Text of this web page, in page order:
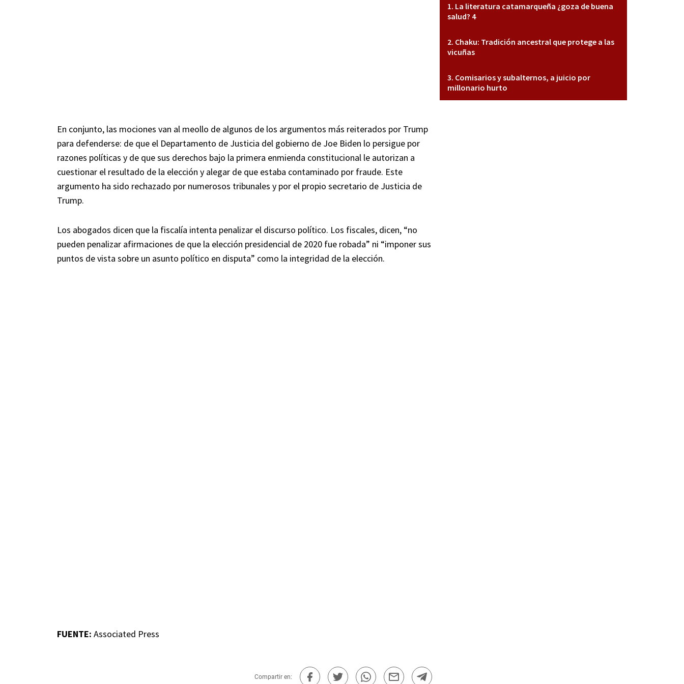
En conjunto, las mociones van al meollo de algunos de los argumentos más reiterados por Trump
para defenderse: de que el Departamento de Justicia del gobierno de Joe Biden lo persigue por
razones políticas y de que sus derechos bajo la primera enmienda constitucional le autorizan a
cuestionar el resultado de la elección y alegar de que estaba contaminado por fraude. Este
argumento ha sido rechazado por numerosos tribunales y por el propio secretario de Justicia de
Trump.
Los abogados dicen que la fiscalía intenta penalizar el discurso político. Los fiscales, dicen, “no
pueden penalizar afirmaciones de que la elección presidencial de 2020 fue robada” ni “imponer sus
puntos de vista sobre un asunto político en disputa” como la integridad de la elección.
FUENTE: Associated Press
Compartir en:
La literatura catamarqueña ¿goza de buena
salud? 4
Chaku: Tradición ancestral que protege a las
vicuñas
Comisarios y subalternos, a juicio por
millonario hurto